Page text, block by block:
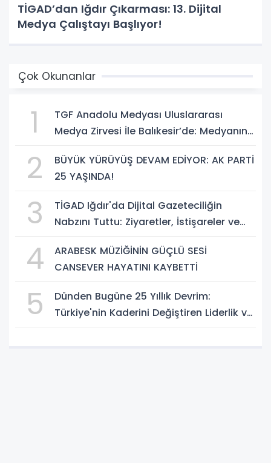
TİGAD’dan Iğdır Çıkarması: 13. Dijital
Medya Çalıştayı Başlıyor!
Çok Okunanlar
1
TGF Anadolu Medyası Uluslararası
Medya Zirvesi İle Balıkesir’de: Medyanın
2
BÜYÜK YÜRÜYÜŞ DEVAM EDİYOR: AK PARTİ
25 YAŞINDA!
3
TİGAD Iğdır'da Dijital Gazeteciliğin
Nabzını Tuttu: Ziyaretler, İstişareler ve
4
ARABESK MÜZİĞİNİN GÜÇLÜ SESİ
CANSEVER HAYATINI KAYBETTİ
5
Dünden Bugüne 25 Yıllık Devrim:
Türkiye'nin Kaderini Değiştiren Liderlik ve